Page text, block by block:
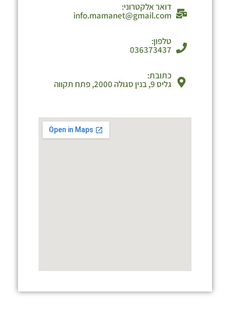
דואר אלקטרוני:
info.mamanet@gmail.com
טלפון:
036373437
כתובת:
גליס 9, בנין סגולה 2000, פתח תקווה